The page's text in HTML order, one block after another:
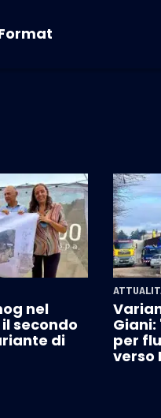
nel
secondo
di
per
verso